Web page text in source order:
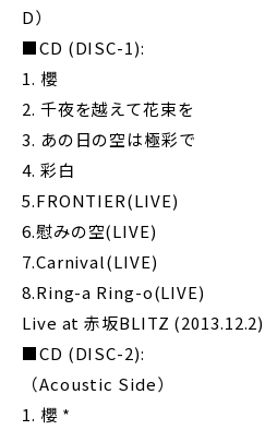
D）
■CD (DISC-1):
1. 櫻
2. 千夜を越えて花束を
3. あの日の空は極彩で
4. 彩白
5.FRONTIER(LIVE)
6.慰みの空(LIVE)
7.Carnival(LIVE)
8.Ring-a Ring-o(LIVE)
Live at 赤坂BLITZ (2013.12.2)
■CD (DISC-2):
（Acoustic Side）
1. 櫻 *